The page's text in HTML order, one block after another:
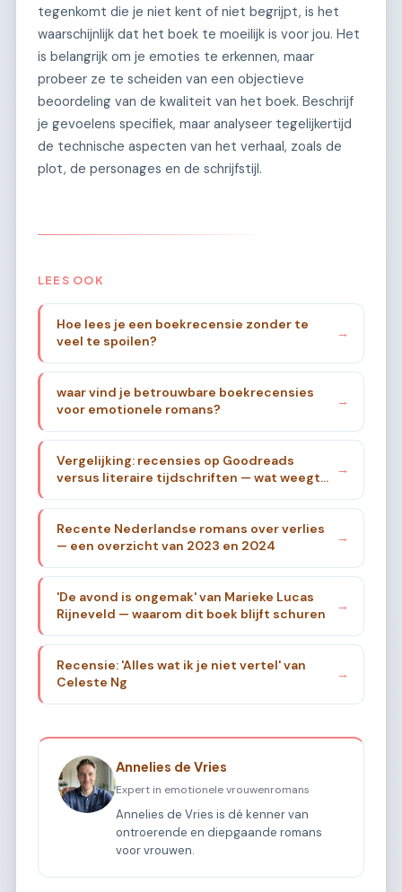
tegenkomt die je niet kent of niet begrijpt, is het
waarschijnlijk dat het boek te moeilijk is voor jou. Het
is belangrijk om je emoties te erkennen, maar
probeer ze te scheiden van een objectieve
beoordeling van de kwaliteit van het boek. Beschrijf
je gevoelens specifiek, maar analyseer tegelijkertijd
de technische aspecten van het verhaal, zoals de
plot, de personages en de schrijfstijl.
LEES OOK
Hoe lees je een boekrecensie zonder te
veel te spoilen?
→
waar vind je betrouwbare boekrecensies
voor emotionele romans?
→
Vergelijking: recensies op Goodreads
versus literaire tijdschriften — wat weegt
→
Recente Nederlandse romans over verlies
— een overzicht van 2023 en 2024
→
'De avond is ongemak' van Marieke Lucas
Rijneveld — waarom dit boek blijft schuren
→
Recensie: 'Alles wat ik je niet vertel' van
Celeste Ng
→
Annelies de Vries
Expert in emotionele vrouwenromans
Annelies de Vries is dé kenner van
ontroerende en diepgaande romans
voor vrouwen.